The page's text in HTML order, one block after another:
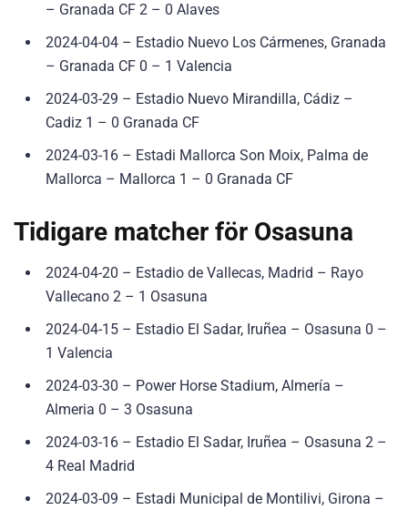
– Granada CF 2 – 0 Alaves
2024-04-04 – Estadio Nuevo Los Cármenes, Granada
– Granada CF 0 – 1 Valencia
2024-03-29 – Estadio Nuevo Mirandilla, Cádiz –
Cadiz 1 – 0 Granada CF
2024-03-16 – Estadi Mallorca Son Moix, Palma de
Mallorca – Mallorca 1 – 0 Granada CF
Tidigare matcher för Osasuna
2024-04-20 – Estadio de Vallecas, Madrid – Rayo
Vallecano 2 – 1 Osasuna
2024-04-15 – Estadio El Sadar, Iruñea – Osasuna 0 –
1 Valencia
2024-03-30 – Power Horse Stadium, Almería –
Almeria 0 – 3 Osasuna
2024-03-16 – Estadio El Sadar, Iruñea – Osasuna 2 –
4 Real Madrid
2024-03-09 – Estadi Municipal de Montilivi, Girona –